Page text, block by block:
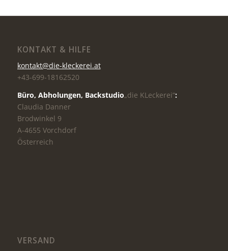
KONTAKT & HILFE
kontakt@die-kleckerei.at
+43-699-18162520
Büro, Abholungen, Backstudio„die KLeckerei“:
Claudia Danner
Brodwinkel 9
A-4655 Vorchdorf
Österreich
VERSAND